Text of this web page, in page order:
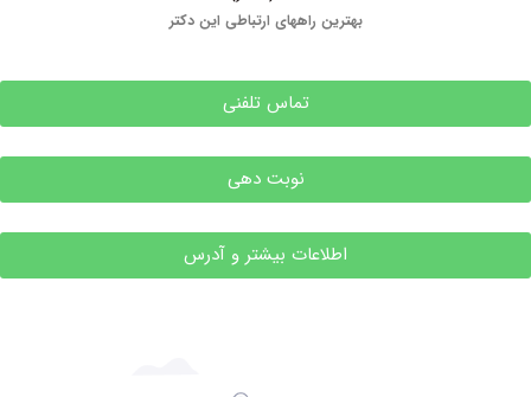
بهترین راههای ارتباطی این دکتر
تماس تلفنی
نوبت دهی
اطلاعات بیشتر و آدرس